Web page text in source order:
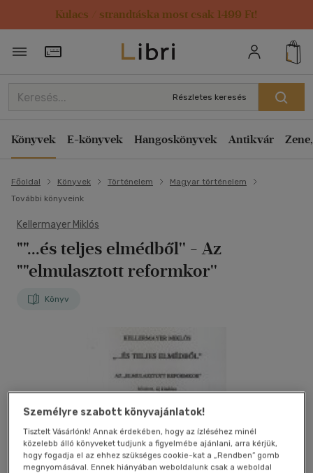
Kulacs / strandtáska most csak 1499 Ft!
Törzsvásárlói Kártya adatai
Részletes keresés
Könyvek E-könyvek Hangoskönyvek Antikvár
Főoldal Könyvek Történelem
Magyar történelem
További könyveink
Kellermayer Miklós
""...és teljes elmédből'' - Az
""elmulasztott reformkor''
Könyv
Személyre szabott könyvajánlatok!
Tisztelt Vásárlónk! Annak érdekében, hogy az ízléséhez minél
közelebb álló könyveket tudjunk a figyelmébe ajánlani, arra kérjük,
hogy fogadja el az ehhez szükséges cookie-kat a „Rendben” gomb
megnyomásával. Ennek hiányában weboldalunk csak a weboldal